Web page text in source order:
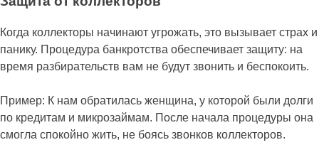
Когда коллекторы начинают угрожать, это вызывает страх и
панику. Процедура банкротства обеспечивает защиту: на
время разбирательств вам не будут звонить и беспокоить.
Пример: К нам обратилась женщина, у которой были долги
по кредитам и микрозаймам. После начала процедуры она
смогла спокойно жить, не боясь звонков коллекторов.